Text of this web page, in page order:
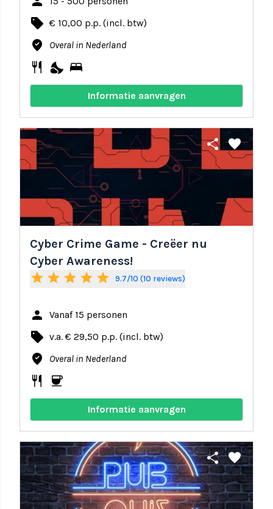
local_offer € 10,00 p.p. (incl. btw)
where_to_vote Overal in Nederland
restaurant nights_stay bed
Informatie aanvragen
share favorite
Cyber Crime Game - Creëer nu
Cyber Awareness!
star star star star star 9.7/10 (10 reviews)
person Vanaf 15 personen
local_offer v.a. € 29,50 p.p. (incl. btw)
where_to_vote Overal in Nederland
restaurant coffee
Informatie aanvragen
share favorite